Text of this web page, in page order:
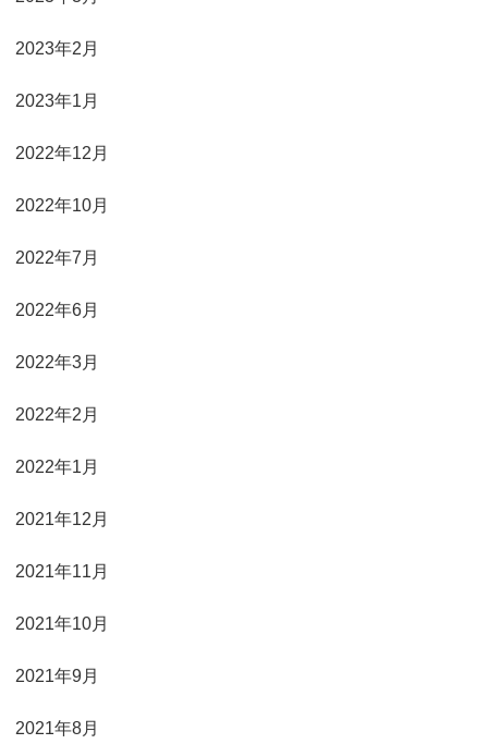
2023年2月
2023年1月
2022年12月
2022年10月
2022年7月
2022年6月
2022年3月
2022年2月
2022年1月
2021年12月
2021年11月
2021年10月
2021年9月
2021年8月